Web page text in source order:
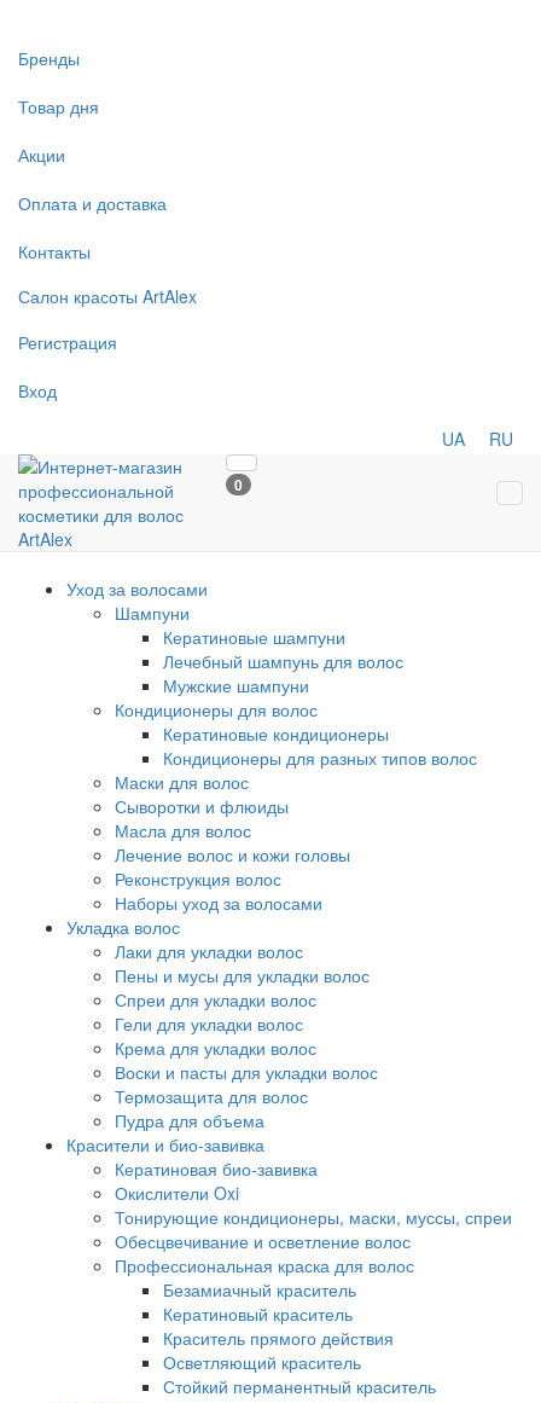
Бренды
Товар дня
Акции
Оплата и доставка
Контакты
Салон красоты ArtAlex
Регистрация
Вход
UA RU
0
Уход за волосами
Шампуни
Кератиновые шампуни
Лечебный шампунь для волос
Мужские шампуни
Кондиционеры для волос
Кератиновые кондиционеры
Кондиционеры для разных типов волос
Маски для волос
Сыворотки и флюиды
Масла для волос
Лечение волос и кожи головы
Реконструкция волос
Наборы уход за волосами
Укладка волос
Лаки для укладки волос
Пены и мусы для укладки волос
Спреи для укладки волос
Гели для укладки волос
Крема для укладки волос
Воски и пасты для укладки волос
Термозащита для волос
Пудра для объема
Красители и био-завивка
Кератиновая био-завивка
Окислители Oxi
Тонирующие кондиционеры, маски, муссы, спреи
Обесцвечивание и осветление волос
Профессиональная краска для волос
Безамиачный краситель
Кератиновый краситель
Краситель прямого действия
Осветляющий краситель
Стойкий перманентный краситель